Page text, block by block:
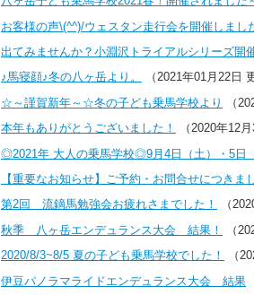
お客様の声\(^^)/ウェスタン走行会を開催しまし
出てみませんか？小淵沢トライアルシリーズ開
♪馬寝顔♪冬の八ヶ岳より。
（2021年01月22日
☆～謹賀新年～☆冬の子ども乗馬学校より
（
本年もありがとうございました！
（2020年12月
◎2021年 大人の乗馬学校◎9月4日（土）・5日（
【重要なお知らせ】ご予約・お問合せにつきま
第2回 流鏑馬勉強会お疲れさまでした！
（
秋季 八ヶ岳エンデュランス大会 結果！
（
2020/8/3~8/5 夏の子ども乗馬学校でした！
（
伊豆パノラマライドエンデュランス大会 結果